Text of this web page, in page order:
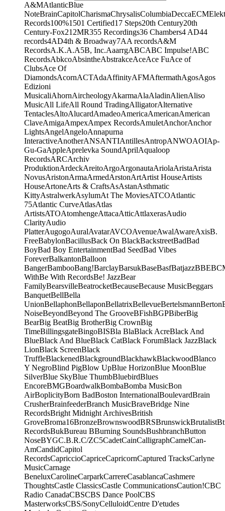
A&MAtlanticBlue
NoteBrainCapitolCharismaChrysalisColumbiaDeccaECM
Records100%1501 Certified17 Steps20th Century20th
Century-Fox21 2MR355 Recordings36 Chambers4 AD44
records4AD4th & Broadway7AA recordsA&M
RecordsA.K.A.A5B, Inc.AaarrgABCABC Impulse!ABC
RecordsAbkcoAbsintheAbstrakceAceAce FuAce of
ClubsAce Of
DiamondsAcornACTAdaAffinityAFMAftermathAgosAgos
Edizioni
MusicaliAhornAircheologyAkarmaAlaAladinAlienAliso
MusicAll LifeAll Round TradingAlligatorAlternative
TentaclesAltoAlucardAmadeoAmericaAmericanAmerican
ClaveAmigaAmpexAmpex RecordsAmuletAnchorAnchor
LightsAngelAngeloAnnapurna
InteractiveAnotherANSANTIAntillesAntropANWOAOIAp-
Gu-GaAppleAprelevka SoundAprilAqualoop
RecordsARCArchiv
ProduktionArdeckAreitoArgoArgonautaAriolaAristaArista
NovusAristonArmaArmedArstonArtArtist HouseArtists
HouseArtoneArts & CraftsAsAstanAsthmatic
KittyAstralwerkAsylumAt The MoviesATCOAtlantic
75Atlantic CurveAtlasAtlas
ArtistsATOAtomhengeAttacaAtticAttlaxerasAudio
ClarityAudio
PlatterAugogoAuralAvatarAVCOAvenueAwalAwareAxisB.
FreeBabylonBacillusBack On BlackBackstreetBadBad
BoyBad Boy EntertainmentBad SeedBad Vibes
ForeverBalkantonBalloon
BangerBambooBang!BarclayBarsukBaseBasfBatjazzBBE
WithBe With RecordsBe! JazzBear
FamilyBearsvilleBeatrocketBecauseBecause MusicBeggars
BanquetBellBella
UnionBellaphonBellaponBellatrixBellevueBertelsmannBerton
NoiseBeyondBeyond The GrooveBFishBGPBiberBig
BearBig BeatBig BrotherBig CrownBig
TimeBillingsgateBingoBISBla BlaBlack AcreBlack And
BlueBlack And BlueBlack CatBlack ForumBlack JazzBlack
LionBlack ScreenBlack
TruffleBlackenedBlackgroundBlackhawkBlackwoodBlanco
Y NegroBlind PigBlow UpBlue HorizonBlue MoonBlue
SilverBlue SkyBlue ThumbBluebirdBlues
EncoreBMGBoardwalkBombaBomba MusicBon
AirBoplicityBorn BadBoston InternationalBoulevardBrain
CrusherBrainfeederBranch MusicBraveBridge Nine
RecordsBright Midnight ArchivesBritish
GroveBroma16BronzeBrownswoodBRSBrunswickBrutalist
RecordsBukBureau BBurning SoundsBushbranchButton
NoseBYGC.B.R.C/ZC5CadetCainCalligraphCamelCan-
AmCandidCapitol
RecordsCapriccioCapriceCapricornCaptured TracksCarlyne
MusicCarnage
BeneluxCarolineCarparkCarrereCasablancaCashmere
ThoughtsCastle ClassicsCastle CommunicationsCaution!CBC
Radio CanadaCBSCBS Dance PoolCBS
MasterworksCBS/SonyCelluloidCentre D'etudes